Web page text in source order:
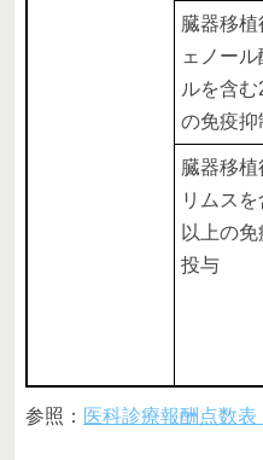
臓器移植
ェノー
ルを含
の免疫抑
臓器移植
リムス
以上の
投与
参照： 医科診療報酬点数